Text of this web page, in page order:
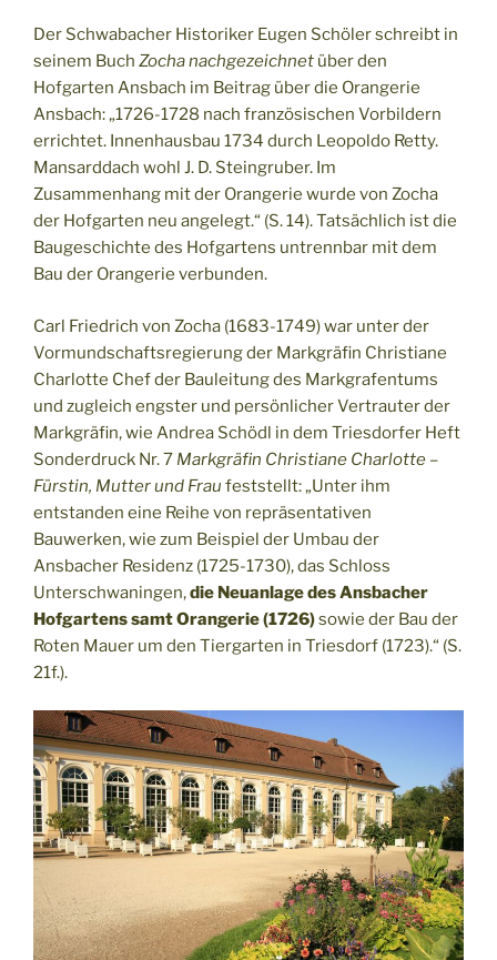
Der Schwabacher Historiker Eugen Schöler schreibt in
seinem Buch Zocha nachgezeichnet über den
Hofgarten Ansbach im Beitrag über die Orangerie
Ansbach: „1726-1728 nach französischen Vorbildern
errichtet. Innenhausbau 1734 durch Leopoldo Retty.
Mansarddach wohl J. D. Steingruber. Im
Zusammenhang mit der Orangerie wurde von Zocha
der Hofgarten neu angelegt.“ (S. 14). Tatsächlich ist die
Baugeschichte des Hofgartens untrennbar mit dem
Bau der Orangerie verbunden.
Carl Friedrich von Zocha (1683-1749) war unter der
Vormundschaftsregierung der Markgräfin Christiane
Charlotte Chef der Bauleitung des Markgrafentums
und zugleich engster und persönlicher Vertrauter der
Markgräfin, wie Andrea Schödl in dem Triesdorfer Heft
Sonderdruck Nr. 7 Markgräfin Christiane Charlotte –
Fürstin, Mutter und Frau feststellt: „Unter ihm
entstanden eine Reihe von repräsentativen
Bauwerken, wie zum Beispiel der Umbau der
Ansbacher Residenz (1725-1730), das Schloss
Unterschwaningen,die Neuanlage des Ansbacher
Hofgartens samt Orangerie (1726)sowie der Bau der
Roten Mauer um den Tiergarten in Triesdorf (1723).“ (S.
21f.).